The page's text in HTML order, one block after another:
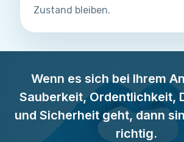
Zustand bleiben.
Wenn es sich bei Ihrem
Sauberkeit, Ordentlichkeit,
und Sicherheit geht, dann
richtig.